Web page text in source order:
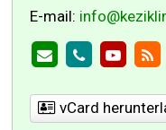
E-mail:
vCard